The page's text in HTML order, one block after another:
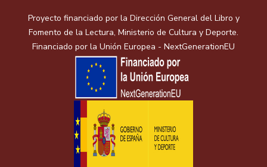
Proyecto financiado por la Dirección General del Libro y
Fomento de la Lectura, Ministerio de Cultura y Deporte.
Financiado por la Unión Europea - NextGenerationEU